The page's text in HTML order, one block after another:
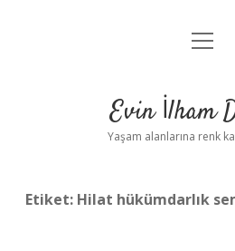
Anasayfa
Yasal
menüyü
Evin İlham
Yaşam alanlarına renk
Etiket: Hilat hükümdarlık